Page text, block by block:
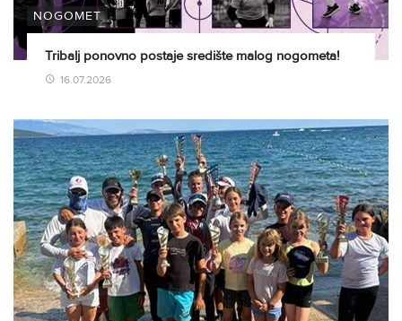
NOGOMET
Tribalj ponovno postaje središte malog nogometa!
16.07.2026